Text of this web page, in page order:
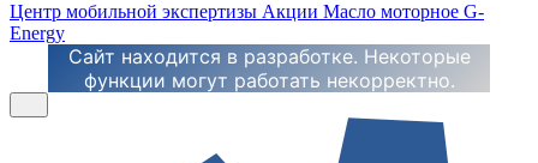
Центр мобильной экспертизы Акции Масло моторное G-
Energy
Сайт находится в разработке. Некоторые
функции могут работать некорректно.